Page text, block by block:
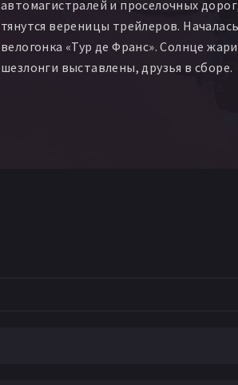
автомагистралей и проселочных
тянутся вереницы трейлеров. Началась
велогонка «Тур де Франс». Солнце
шезлонги выставлены, друзья в сборе.